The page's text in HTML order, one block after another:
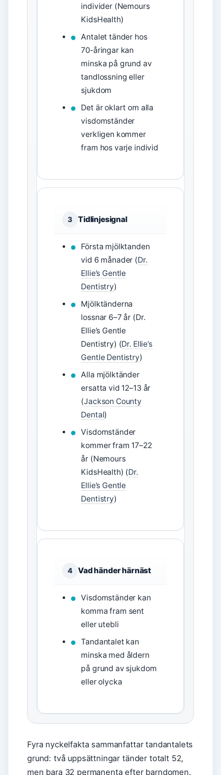
individer (Nemours
KidsHealth)
Antalet tänder hos
70‑åringar kan
minska på grund av
tandlossning eller
sjukdom
Det är oklart om alla
visdomständer
verkligen kommer
fram hos varje individ
3 Tidlinjesignal
Första mjölktanden
vid 6 månader (Dr.
Ellie’s Gentle
Dentistry)
Mjölktänderna
lossnar 6–7 år (Dr.
Ellie’s Gentle
Dentistry) (Dr. Ellie’s
Gentle Dentistry)
Alla mjölktänder
ersatta vid 12–13 år
(Jackson County
Dental)
Visdomständer
kommer fram 17–22
år (Nemours
KidsHealth) (Dr.
Ellie’s Gentle
Dentistry)
4 Vad händer härnäst
Visdomständer kan
komma fram sent
eller utebli
Tandantalet kan
minska med åldern
på grund av sjukdom
eller olycka
Fyra nyckelfakta sammanfattar tandantalets
grund: två uppsättningar tänder totalt 52,
men bara 32 permanenta efter barndomen.